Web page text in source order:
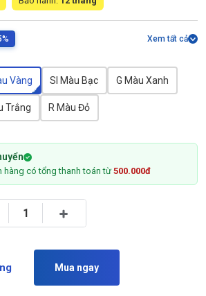
Xem tất cả
Vàng SI Màu Bạc G Màu Xanh
Trắng R Màu Đỏ
hàng có tổng thanh toán từ 500.000đ
Mua ngay